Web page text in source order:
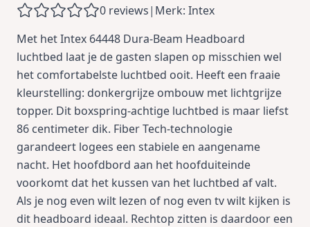
0 reviews| Merk: Intex
Met het Intex 64448 Dura-Beam Headboard
luchtbed laat je de gasten slapen op misschien wel
het comfortabelste luchtbed ooit. Heeft een fraaie
kleurstelling: donkergrijze ombouw met lichtgrijze
topper. Dit boxspring-achtige luchtbed is maar liefst
86 centimeter dik. Fiber Tech-technologie
garandeert logees een stabiele en aangename
nacht. Het hoofdbord aan het hoofduiteinde
voorkomt dat het kussen van het luchtbed af valt.
Als je nog even wilt lezen of nog even tv wilt kijken is
dit headboard ideaal. Rechtop zitten is daardoor een